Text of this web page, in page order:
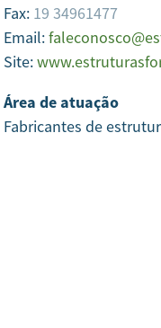
Fax: 19 34961477
Email:
Site:
Área de atuação
Fabricantes de